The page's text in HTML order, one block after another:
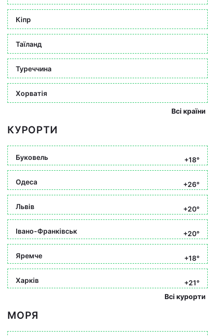
Кіпр
Таїланд
Туреччина
Хорватія
Всі країни
КУРОРТИ
Буковель +18°
Одеса +26°
Львів +20°
Івано-Франківськ +20°
Яремче +18°
Харків
+21°
Всі курорти
МОРЯ